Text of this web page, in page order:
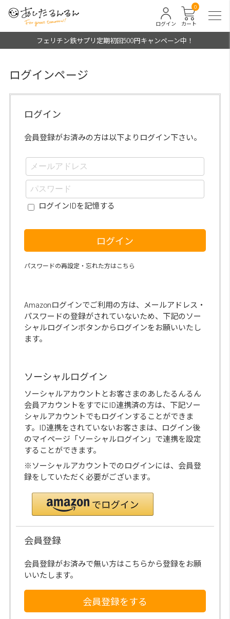
カート
0
ログイン
フェリチン鉄サプリ定期初回500円キャンペーン中！
ログインページ
ログイン
会員登録がお済みの方は以下よりログイン下さい。
ログインIDを記憶する
ログイン
パスワードの再設定・忘れた方はこちら
Amazonログインでご利用の方は、メールアドレス・
パスワードの登録がされていないため、下記のソー
シャルログインボタンからログインをお願いいたし
ます。
ソーシャルログイン
ソーシャルアカウントとお客さまのあしたるんるん
会員アカウントをすでにID連携済の方は、下記ソー
シャルアカウントでもログインすることができま
す。ID連携をされていないお客さまは、ログイン後
のマイページ「ソーシャルログイン」で連携を設定
することができます。
※ソーシャルアカウントでのログインには、会員登
録をしていただく必要がございます。
会員登録
会員登録がお済みで無い方はこちらから登録をお願
いいたします。
会員登録をする